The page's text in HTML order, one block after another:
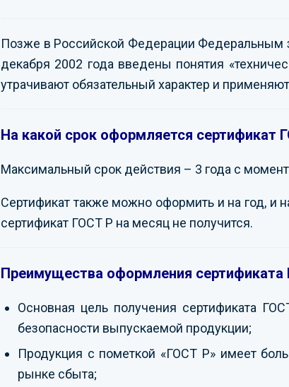
Позже в Российской Федерации Федеральным
декабря 2002 года введены понятия
утрачивают обязательный характер и
На какой срок оформляется сертификат
Максимальный срок действия – 3 года с
Сертификат также можно оформить и на год, и
сертификат ГОСТ Р на месяц не получится.
Преимущества оформления сертификата
Основная цель получения сертификата
безопасности выпускаемой продукции;
Продукция с пометкой «ГОСТ Р» имеет
рынке сбыта;